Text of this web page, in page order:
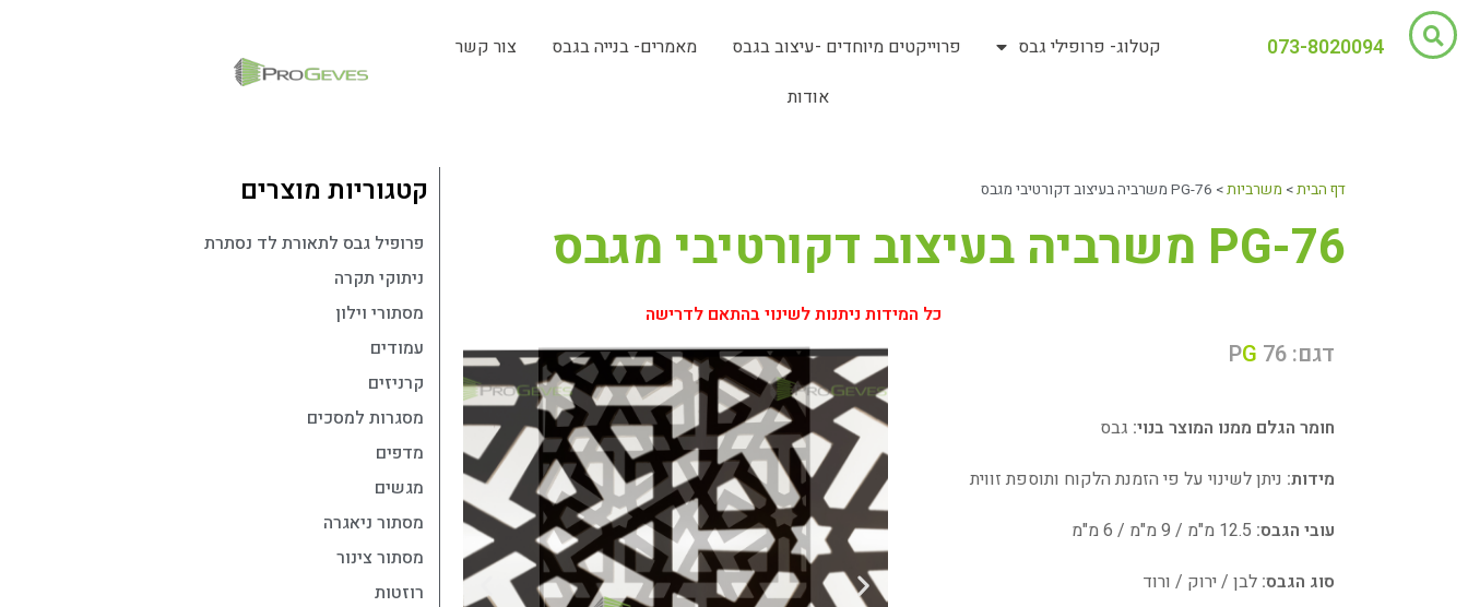
073-8020094 קטלוג- פרופילי גבס פרוייקטים מיוחדים -עיצוב בגבס מאמרים- בנייה בגבס
צור קשר
אודות
דף הבית> משרביות> PG-76 משרביה בעיצוב דקורטיבי מגבס
PG-76 משרביה בעיצוב דקורטיבי מגבס
כל המידות ניתנות לשינוי בהתאם לדרישה
דגם: P G 76
חומר הגלם ממנו המוצר בנוי: גבס
מידות: ניתן לשינוי על פי הזמנת הלקוח ותוספת זווית
עובי הגבס:
סוג הגבס: לבן / ירוק / ורוד
קטגוריות מוצרים
פרופיל גבס לתאורת לד נסתרת
ניתוקי תקרה
מסתורי וילון
עמודים
קרניזים
מסגרות למסכים
מדפים
מגשים
מסתור ניאגרה
מסתור צינור
רוזטות